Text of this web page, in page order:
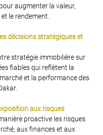
augmenter la valeur,
le rendement.
décisions stratégiques et
stratégie immobilière sur
fiables qui reflètent la
et la performance des
aux risques
proactive les risques
aux finances et aux